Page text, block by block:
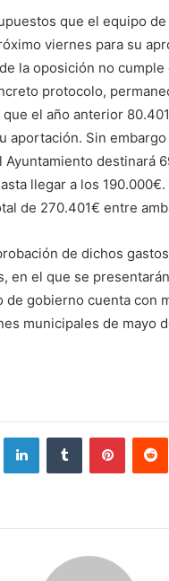
que el equipo
viernes para su
la oposición no cumple
protocolo,
que el año anterior
aportación. Sin
Ayuntamiento destinará
llegar a los
de 270.401€ entre
de dichos
en el que se
de gobierno cuenta con
municipales de mayo